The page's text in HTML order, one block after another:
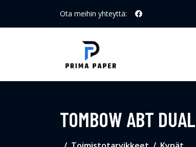
Ota meihin yhteyttä:
TOMBOW ABT